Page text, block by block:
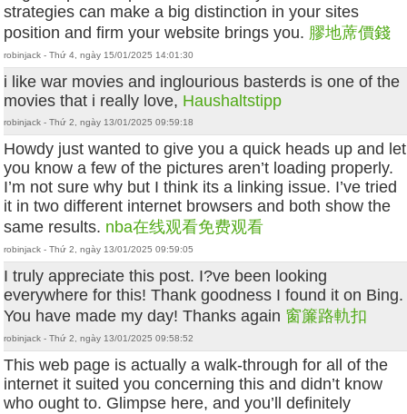
strategies can make a big distinction in your sites
position and firm your website brings you. 膠地蓆價錢
robinjack - Thứ 4, ngày 15/01/2025 14:01:30
i like war movies and inglourious basterds is one of the
movies that i really love, Haushaltstipp
robinjack - Thứ 2, ngày 13/01/2025 09:59:18
Howdy just wanted to give you a quick heads up and let
you know a few of the pictures aren’t loading properly.
I’m not sure why but I think its a linking issue. I’ve tried
it in two different internet browsers and both show the
same results. nba在线观看免费观看
robinjack - Thứ 2, ngày 13/01/2025 09:59:05
I truly appreciate this post. I?ve been looking
everywhere for this! Thank goodness I found it on Bing.
You have made my day! Thanks again 窗簾路軌扣
robinjack - Thứ 2, ngày 13/01/2025 09:58:52
This web page is actually a walk-through for all of the
internet it suited you concerning this and didn’t know
who ought to. Glimpse here, and you’ll definitely